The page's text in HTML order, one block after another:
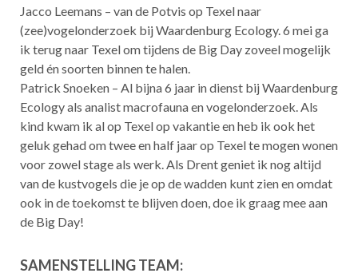
Jacco Leemans – van de Potvis op Texel naar
(zee)vogelonderzoek bij Waardenburg Ecology. 6 mei ga
ik terug naar Texel om tijdens de Big Day zoveel mogelijk
geld én soorten binnen te halen.
Patrick Snoeken – Al bijna 6 jaar in dienst bij Waardenburg
Ecology als analist macrofauna en vogelonderzoek. Als
kind kwam ik al op Texel op vakantie en heb ik ook het
geluk gehad om twee en half jaar op Texel te mogen wonen
voor zowel stage als werk. Als Drent geniet ik nog altijd
van de kustvogels die je op de wadden kunt zien en omdat
ook in de toekomst te blijven doen, doe ik graag mee aan
de Big Day!
SAMENSTELLING TEAM: